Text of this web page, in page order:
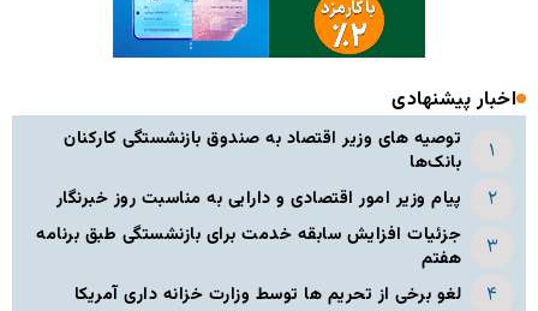
اخبار پیشنهادی
توصیه های وزیر اقتصاد به صندوق بازنشستگی کارکنان
بانک‌ها
پیام وزیر امور اقتصادی و دارایی به مناسبت روز خبرنگار
جزئیات افزایش سابقه خدمت برای بازنشستگی طبق برنامه
هفتم
لغو برخی از تحریم ها توسط وزارت خزانه داری آمریکا